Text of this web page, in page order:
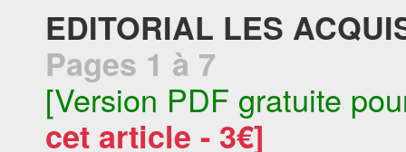
EDITORIAL LES
Pages 1 à 7
[Version PDF gratuite
cet article - 3€]